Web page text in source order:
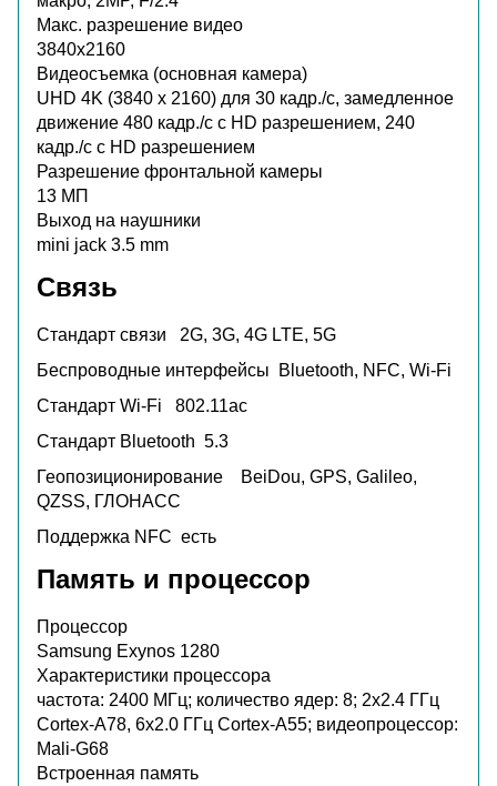
Макс. разрешение видео
3840x2160
Видеосъемка (основная камера)
UHD 4K (3840 x 2160) для 30 кадр./с, замедленное
движение 480 кадр./с с HD разрешением, 240
кадр./с с HD разрешением
Разрешение фронтальной камеры
13 МП
Выход на наушники
mini jack 3.5 mm
Связь
Стандарт связи 2G, 3G, 4G LTE, 5G
Беспроводные интерфейсы
Bluetooth, NFC, Wi-Fi
Стандарт Wi-Fi 802.11ac
Стандарт Bluetooth 5.3
Геопозиционирование
BeiDou, GPS, Galileo,
QZSS, ГЛОНАСС
Поддержка NFC есть
Память и процессор
Процессор
Samsung Exynos 1280
Характеристики процессора
частота: 2400 МГц; количество ядер: 8; 2x2.4 ГГц
Cortex-A78, 6x2.0 ГГц Cortex-A55; видеопроцессор:
Mali-G68
Встроенная память